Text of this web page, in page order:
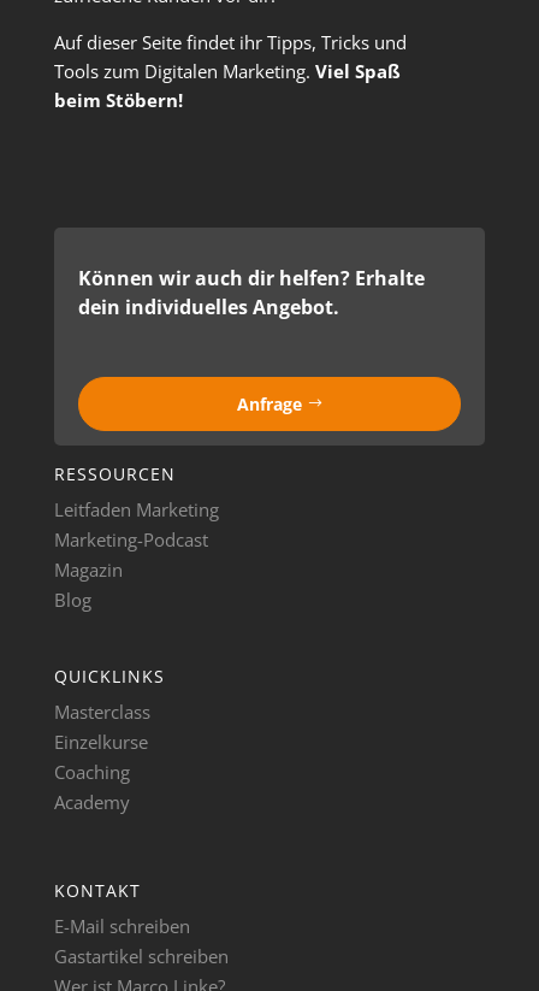
Auf dieser Seite findet ihr Tipps, Tricks und
Tools zum Digitalen Marketing. Viel Spaß
beim Stöbern!
Können wir auch dir helfen? Erhalte
dein individuelles Angebot.
Anfrage
RESSOURCEN
Leitfaden Marketing
Marketing-Podcast
Magazin
Blog
QUICKLINKS
Masterclass
Einzelkurse
Coaching
Academy
KONTAKT
E-Mail schreiben
Gastartikel schreiben
Wer ist Marco Linke?